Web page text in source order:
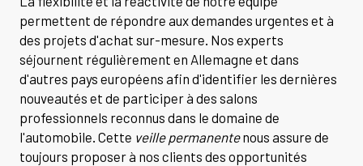
permettent de répondre aux demandes urgentes et à
des projets d'achat sur-mesure. Nos experts
séjournent régulièrement en Allemagne et dans
d'autres pays européens afin d'identifier les dernières
nouveautés et de participer à des salons
professionnels reconnus dans le domaine de
l'automobile. Cette veille permanentenous assure de
toujours proposer à nos clients des opportunités